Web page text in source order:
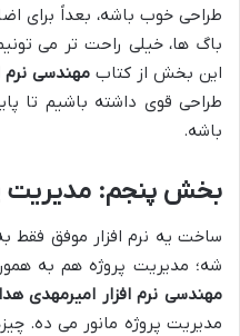
طراحی خوب باشه، بعداً برای
باگ ها، خیلی راحت تر می
این بخش از کتاب مهندسی نرم
طراحی قوی داشته باشیم تا
باشه.
بخش پنجم: مدیریت
ساخت یه نرم افزار موفق
شه؛ مدیریت پروژه هم به
مهندسی نرم افزار امیرمهدی
مدیریت پروژه مانور می ده.